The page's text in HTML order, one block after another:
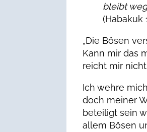
bleibt
(Habakuk
„Die Bösen
Kann mir das
reicht mir
Ich wehre
doch meiner
beteiligt sein
allem Bösen